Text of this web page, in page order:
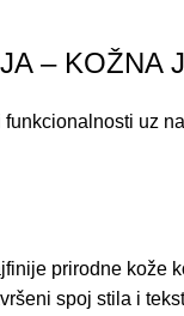
– KOŽNA
uz
prirodne kože
spoj stila i